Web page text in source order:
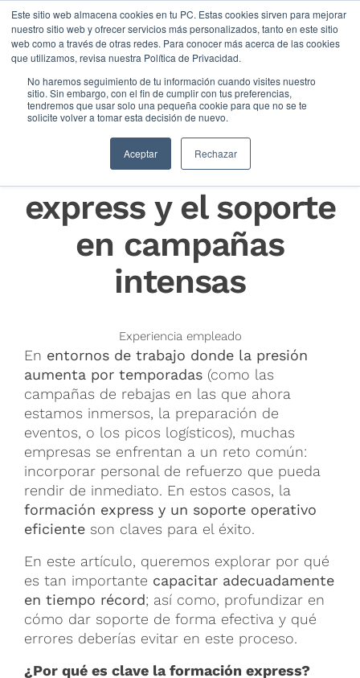
Este sitio web almacena cookies en tu PC. Estas cookies sirven para mejorar
nuestro sitio web y ofrecer servicios más personalizados, tanto en este sitio
web como a través de otras redes. Para conocer más acerca de las cookies
que utilizamos, revisa nuestra Política de Privacidad.
No haremos seguimiento de tu información cuando visites nuestro
sitio. Sin embargo, con el fin de cumplir con tus preferencias,
tendremos que usar solo una pequeña cookie para que no se te
solicite volver a tomar esta decisión de nuevo.
Aceptar Rechazar
La importancia de
la formación
express y el soporte
en campañas
intensas
Experiencia empleado
En entornos de trabajo donde la presión
aumenta por temporadas (como las
campañas de rebajas en las que ahora
estamos inmersos, la preparación de
eventos, o los picos logísticos), muchas
empresas se enfrentan a un reto común:
incorporar personal de refuerzo que pueda
rendir de inmediato. En estos casos, la
formación express y un soporte operativo
eficiente son claves para el éxito.
En este artículo, queremos explorar por qué
es tan importante capacitar adecuadamente
en tiempo récord; así como, profundizar en
cómo dar soporte de forma efectiva y qué
errores deberías evitar en este proceso.
¿Por qué es clave la formación express?